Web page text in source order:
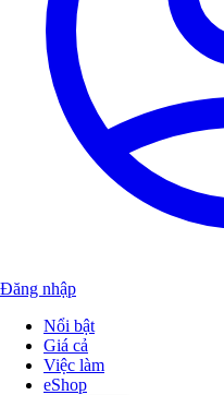
Đăng nhập
Nổi bật
Giá cả
Việc làm
eShop